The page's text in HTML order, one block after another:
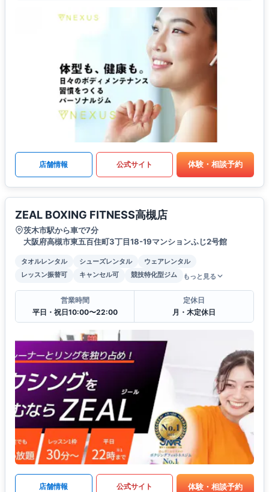
店舗情報 公式サイト 体験・相談予約
ZEAL BOXING FITNESS高槻店
茨木市駅から車で7分
大阪府高槻市東五百住町3丁目18-19マンションふじ2号館
タオルレンタル シューズレンタル
ウェアレンタル
レッスン振替可
キャンセル可 競技特化型ジム もっと見る
営業時間
平日・祝日10:00〜22:00
定休日
月・木定休日
店舗情報 公式サイト 体験・相談予約